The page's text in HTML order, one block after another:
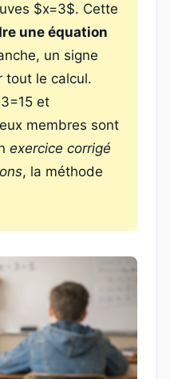
$x=3$. Cette
une équation
un signe
tout le calcul.
et
membres sont
exercice corrigé
, la méthode